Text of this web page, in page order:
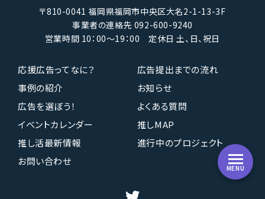
〒810-0041 福岡県福岡市中央区大名2-1-13-3F
事業者の連絡先 092-600-9240
営業時間 10：00〜19：00 定休日 土、日、祝日
MENU
応援広告ってなに？
広告提出までの流れ
事例の紹介
お知らせ
広告を選ぼう！
よくある質問
イベントカレンダー
推しMAP
推し活最新情報
進行中のプロジェクト
お問い合わせ